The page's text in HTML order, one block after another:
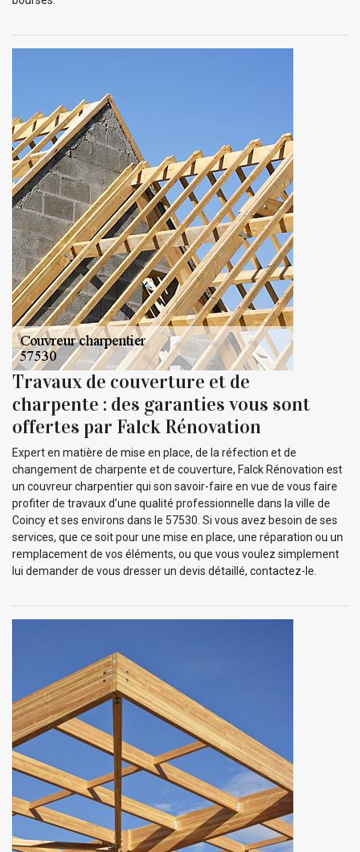
Travaux de couverture et de
charpente : des garanties vous sont
offertes par Falck Rénovation
Expert en matière de mise en place, de la réfection et de
changement de charpente et de couverture, Falck Rénovation est
un couvreur charpentier qui son savoir-faire en vue de vous faire
profiter de travaux d’une qualité professionnelle dans la ville de
Coincy et ses environs dans le 57530. Si vous avez besoin de ses
services, que ce soit pour une mise en place, une réparation ou un
remplacement de vos éléments, ou que vous voulez simplement
lui demander de vous dresser un devis détaillé, contactez-le.